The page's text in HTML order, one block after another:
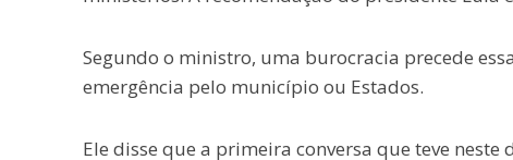
Segundo o ministro, uma burocracia precede
emergência pelo município ou Estados.
Ele disse que a primeira conversa que teve